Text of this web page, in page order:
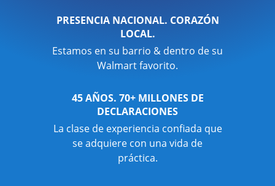
PRESENCIA NACIONAL. CORAZÓN
LOCAL.
Estamos en su barrio & dentro de su
Walmart favorito.
45 AÑOS. 70+ MILLONES DE
DECLARACIONES
La clase de experiencia confiada que
se adquiere con una vida de
práctica.